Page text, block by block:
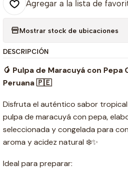
Agregar a la lista de
Mostrar stock de ubicaciones
DESCRIPCIÓN
🥭 Pulpa de Maracuyá con Pepa
Peruana 🇵🇪
Disfruta el auténtico sabor
pulpa de maracuyá con pepa,
seleccionada y congelada para
aroma y acidez natural ❄️✨
Ideal para preparar: